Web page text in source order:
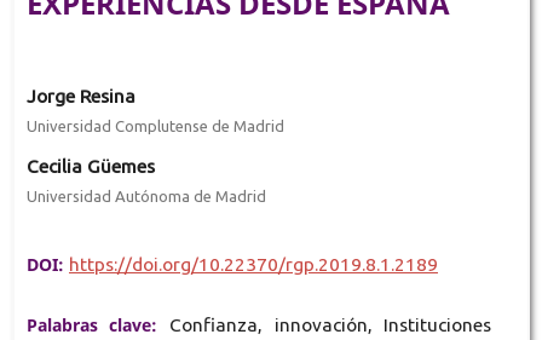
Jorge Resina
Universidad Complutense de Madrid
Cecilia Güemes
Universidad Autónoma de Madrid
DOI: https://doi.org/10.22370/rgp.2019.8.1.2189
Palabras clave:
Confianza, innovación, Instituciones